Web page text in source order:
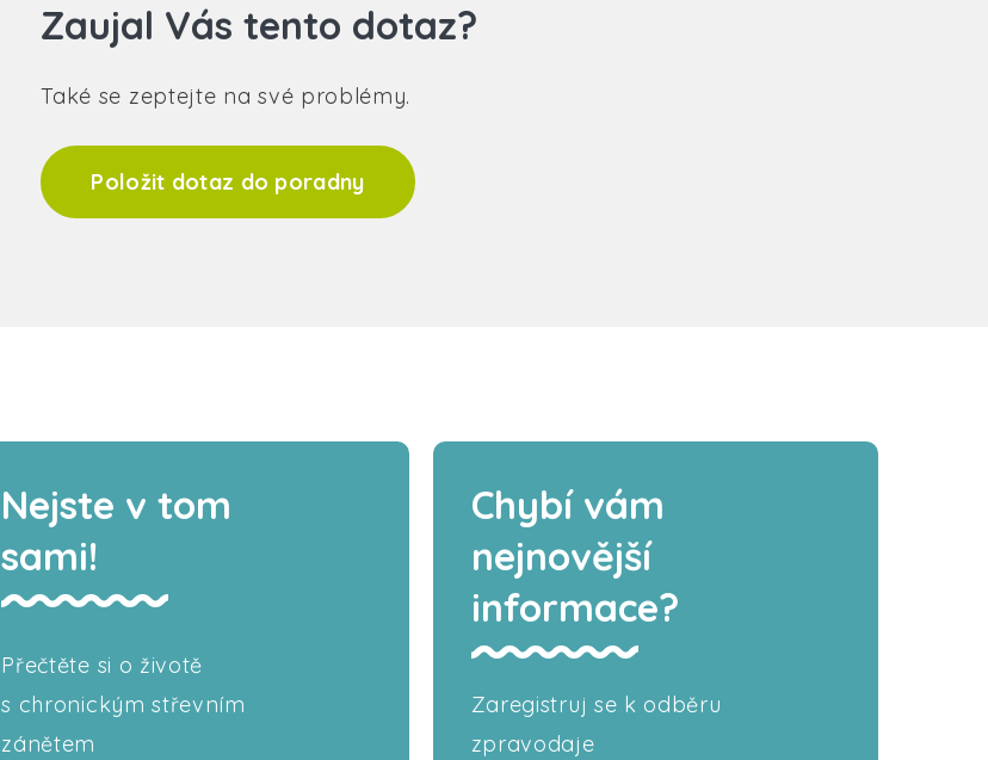
Zaujal Vás tento dotaz?
Také se zeptejte na své problémy.
Položit dotaz do poradny
Nejste v tom
sami!
Přečtěte si o životě
s chronickým střevním
zánětem
Chybí vám
nejnovější
informace?
Zaregistruj se k odběru
zpravodaje